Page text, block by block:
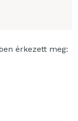
érkezett meg: